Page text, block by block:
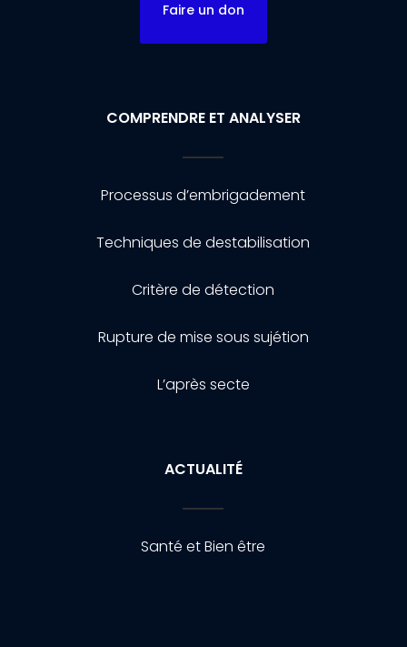
Faire un don
COMPRENDRE ET ANALYSER
Processus d’embrigadement
Techniques de destabilisation
Critère de détection
Rupture de mise sous sujétion
L’après secte
ACTUALITÉ
Santé et Bien être